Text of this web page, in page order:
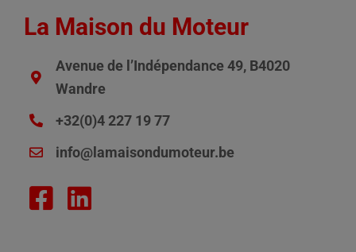
La Maison du Moteur
Avenue de l’Indépendance 49, B4020
Wandre
+32(0)4 227 19 77
info@lamaisondumoteur.be